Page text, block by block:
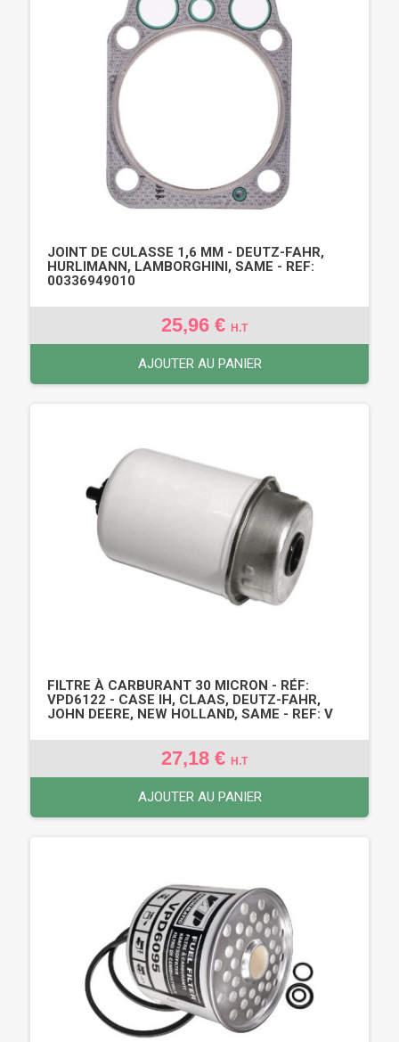
JOINT DE CULASSE 1,6 MM - DEUTZ-FAHR,
HURLIMANN, LAMBORGHINI, SAME - REF:
00336949010
25,96 € H.T
AJOUTER AU PANIER
FILTRE À CARBURANT 30 MICRON - RÉF:
VPD6122 - CASE IH, CLAAS, DEUTZ-FAHR,
JOHN DEERE, NEW HOLLAND, SAME - REF: V
27,18 € H.T
AJOUTER AU PANIER